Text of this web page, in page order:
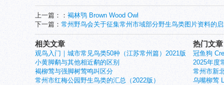
上一篇：： 褐林鸮 Brown Wood Owl
下一篇： 常州野鸟会关于征集常州市域部分野生鸟类图片资料的
热门文章
冠鱼狗
2025年度
常州市新
乌嘴柳莺
相关文章
观鸟入门｜城市常见鸟类50种（江苏常州篇）2021版
小黄脚鹬与其他相近鹬的区别
褐柳莺与强脚树莺鸣叫区分
常州市红梅公园野生鸟类的汇总（2022版）